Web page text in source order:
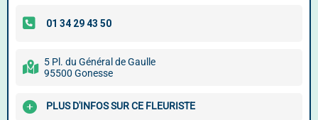
5 Pl. du Général de Gaulle
95500 Gonesse
PLUS D'INFOS SUR CE FLEURISTE